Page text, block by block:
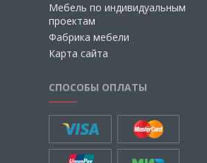
Мебель по индивидуальным
проектам
Фабрика мебели
Карта сайта
СПОСОБЫ ОПЛАТЫ